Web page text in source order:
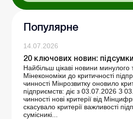
Популярне
14.07.2026
20 ключових новин:
Найбільш цікаві новини минулого
Мінекономіки до критичності
чинності Мінрозвитку оновило
підприємств: діє з 03.07.2026 З
чинності нові критерії від
скасувало критерії важливості
сумісникі...